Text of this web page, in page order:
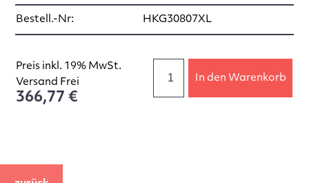
Bestell.-Nr: HKG30807XL
Preis inkl. 19% MwSt.
Versand Frei
366,77 €
In den Warenkorb